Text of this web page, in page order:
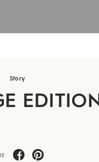
Story